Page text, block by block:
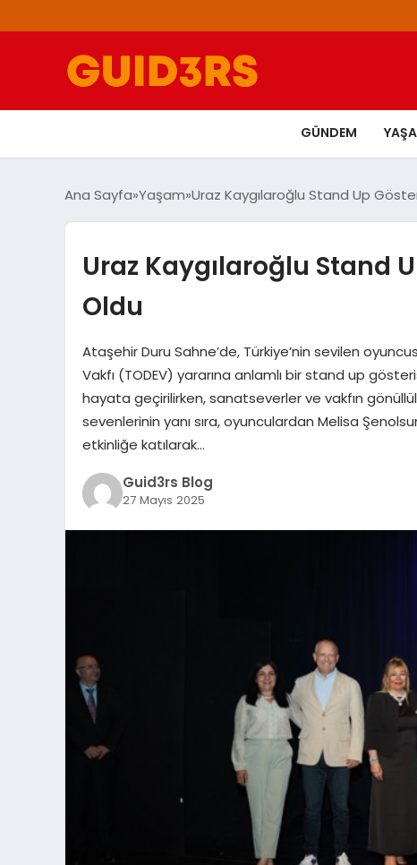
GÜNDEM
Ana Sayfa Yaşam Uraz Kaygılaroğlu Stand Up
Uraz Kaygılaroğlu Stand
Oldu
Ataşehir Duru Sahne’de, Türkiye’nin sevilen
Vakfı (TODEV) yararına anlamlı bir stand up
hayata geçirilirken, sanatseverler ve vakfın
sevenlerinin yanı sıra, oyunculardan Melisa
etkinliğe katılarak…
Guid3rs Blog
27 Mayıs 2025